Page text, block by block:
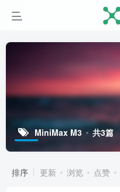
MiniMax M3 共3篇
排序 更新 浏览 点赞